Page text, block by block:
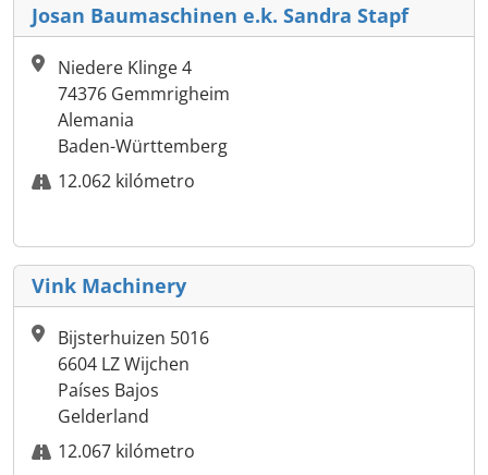
Josan Baumaschinen e.k. Sandra Stapf
Niedere Klinge 4
74376 Gemmrigheim
Alemania
Baden-Württemberg
12.062 kilómetro
Vink Machinery
Bijsterhuizen 5016
6604 LZ Wijchen
Países Bajos
Gelderland
12.067 kilómetro